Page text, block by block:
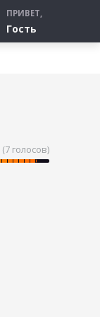
ПРИВЕТ,
Гость
(7 голосов)